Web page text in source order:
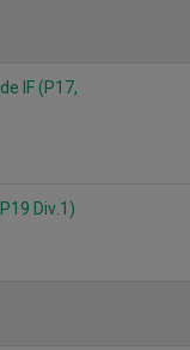
IF (P17,
Div.1)